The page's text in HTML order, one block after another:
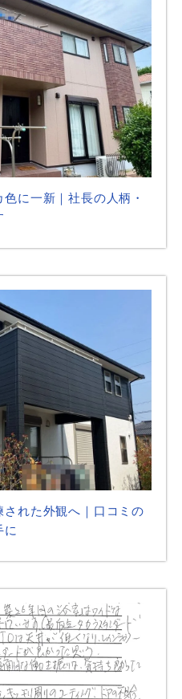
に一新｜社長の人柄・
れた外観へ｜口コミの
に